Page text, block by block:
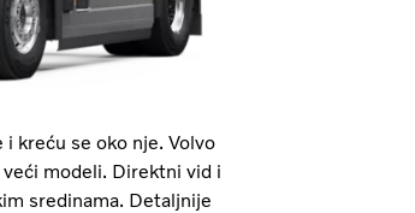
i kreću se oko nje. Volvo
modeli. Direktni vid i
sredinama. Detaljnije